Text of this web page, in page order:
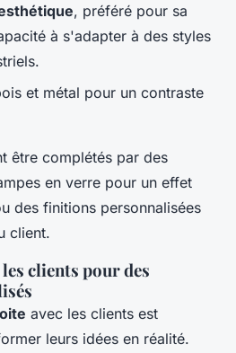
, préféré pour sa
à s'adapter à des styles
et métal pour un contraste
être complétés par des
en verre pour un effet
des finitions personnalisées
client.
clients pour des
avec les clients est
leurs idées en réalité.